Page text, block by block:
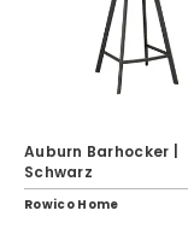
Auburn Barhocker |
Schwarz
Rowico Home